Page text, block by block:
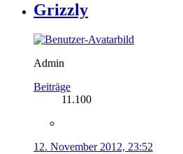
Grizzly
Admin
Beiträge
11.100
12. November 2012, 23:52